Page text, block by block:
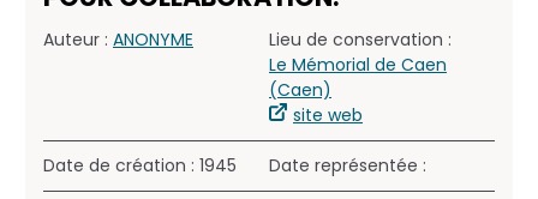
Auteur : ANONYME
Lieu de conservation :
Le Mémorial de Caen
(Caen)
site web
Date de création : 1945 Date représentée :